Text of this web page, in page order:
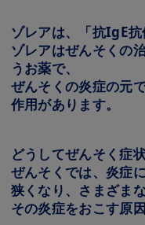
ゾレアは、「抗IgE抗
ゾレアはぜんそくの
うお薬で、
ぜんそくの炎症の元
作用があります。
どうしてぜんそく症
ぜんそくでは、炎症
狭くなり、さまざま
その炎症をおこす原